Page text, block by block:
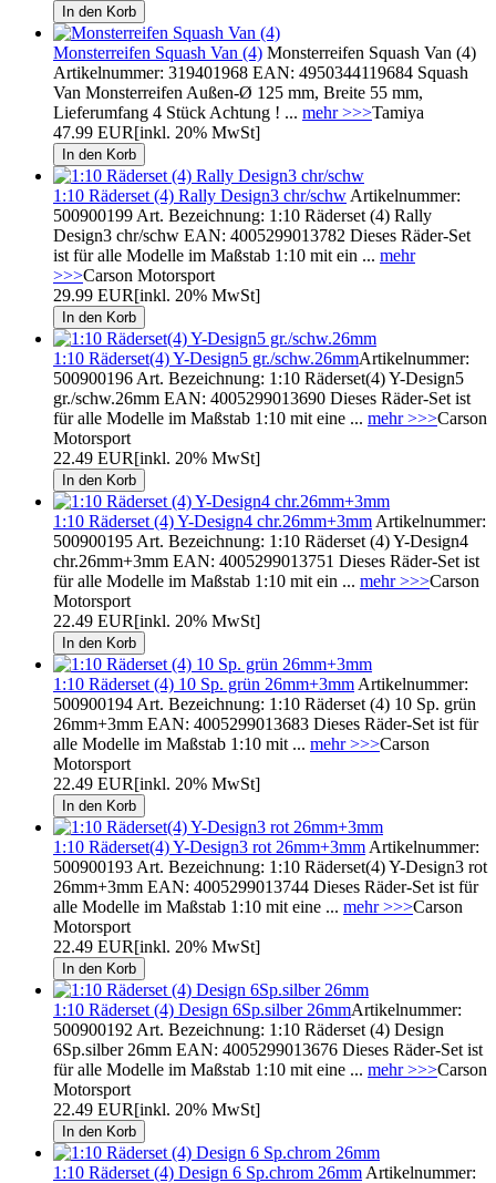
Monsterreifen Squash Van (4) Monsterreifen Squash Van (4)
Artikelnummer: 319401968 EAN: 4950344119684 Squash
Van Monsterreifen Außen-Ø 125 mm, Breite 55 mm,
Lieferumfang 4 Stück Achtung ! ... mehr >>>Tamiya
47.99 EUR[inkl. 20% MwSt]
1:10 Räderset (4) Rally Design3 chr/schw Artikelnummer:
500900199 Art. Bezeichnung: 1:10 Räderset (4) Rally
Design3 chr/schw EAN: 4005299013782 Dieses Räder-Set
ist für alle Modelle im Maßstab 1:10 mit ein ... mehr
>>>Carson Motorsport
29.99 EUR[inkl. 20% MwSt]
1:10 Räderset(4) Y-Design5 gr./schw.26mmArtikelnummer:
500900196 Art. Bezeichnung: 1:10 Räderset(4) Y-Design5
gr./schw.26mm EAN: 4005299013690 Dieses Räder-Set ist
für alle Modelle im Maßstab 1:10 mit eine ... mehr >>>Carson
Motorsport
22.49 EUR[inkl. 20% MwSt]
1:10 Räderset (4) Y-Design4 chr.26mm+3mm Artikelnummer:
500900195 Art. Bezeichnung: 1:10 Räderset (4) Y-Design4
chr.26mm+3mm EAN: 4005299013751 Dieses Räder-Set ist
für alle Modelle im Maßstab 1:10 mit ein ... mehr >>>Carson
Motorsport
22.49 EUR[inkl. 20% MwSt]
1:10 Räderset (4) 10 Sp. grün 26mm+3mm Artikelnummer:
500900194 Art. Bezeichnung: 1:10 Räderset (4) 10 Sp. grün
26mm+3mm EAN: 4005299013683 Dieses Räder-Set ist für
alle Modelle im Maßstab 1:10 mit ... mehr >>>Carson
Motorsport
22.49 EUR[inkl. 20% MwSt]
1:10 Räderset(4) Y-Design3 rot 26mm+3mm Artikelnummer:
500900193 Art. Bezeichnung: 1:10 Räderset(4) Y-Design3 rot
26mm+3mm EAN: 4005299013744 Dieses Räder-Set ist für
alle Modelle im Maßstab 1:10 mit eine ... mehr >>>Carson
Motorsport
22.49 EUR[inkl. 20% MwSt]
1:10 Räderset (4) Design 6Sp.silber 26mmArtikelnummer:
500900192 Art. Bezeichnung: 1:10 Räderset (4) Design
6Sp.silber 26mm EAN: 4005299013676 Dieses Räder-Set ist
für alle Modelle im Maßstab 1:10 mit eine ... mehr >>>Carson
Motorsport
22.49 EUR[inkl. 20% MwSt]
1:10 Räderset (4) Design 6 Sp.chrom 26mm Artikelnummer: